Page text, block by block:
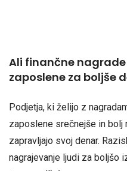
Ali finančne
zaposlene za boljše
Podjetja, ki želijo z
zaposlene srečnejše in bolj
zapravljajo svoj denar.
nagrajevanje ljudi za boljšo